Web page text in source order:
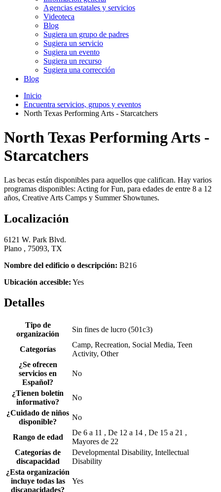
Agencias estatales y servicios
Videoteca
Blog
Sugiera un grupo de padres
Sugiera un servicio
Sugiera un evento
Sugiera un recurso
Sugiera una corrección
Blog
Inicio
Encuentra servicios, grupos y eventos
North Texas Performing Arts - Starcatchers
North Texas Performing Arts -
Starcatchers
Las becas están disponibles para aquellos que califican. Hay varios
programas disponibles: Acting for Fun, para edades de entre 8 a 12
años, Creative Arts Camps y Summer Showtunes.
Localización
6121 W. Park Blvd.
Plano , 75093, TX
Nombre del edificio o descripción: B216
Ubicación accesible: Yes
Detalles
Tipo de
organización
Sin fines de lucro (501c3)
Categorías
Camp, Recreation, Social Media, Teen
Activity, Other
¿Se ofrecen
servicios en
Español?
No
¿Tienen boletín
informativo?
No
¿Cuidado de niños
disponible?
No
Rango de edad
De 6 a 11 , De 12 a 14 , De 15 a 21 ,
Mayores de 22
Categorías de
discapacidad
Developmental Disability, Intellectual
Disability
¿Esta organización
incluye todas las
discapacidades?
Yes